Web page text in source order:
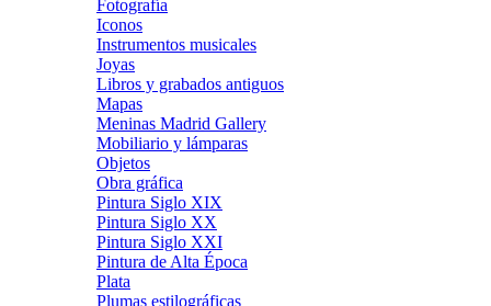
Fotografía
Iconos
Instrumentos musicales
Joyas
Libros y grabados antiguos
Mapas
Meninas Madrid Gallery
Mobiliario y lámparas
Objetos
Obra gráfica
Pintura Siglo XIX
Pintura Siglo XX
Pintura Siglo XXI
Pintura de Alta Época
Plata
Plumas estilográficas